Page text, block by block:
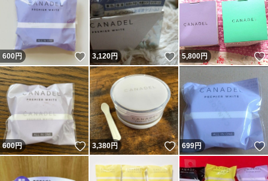
600円 いいね！
3,120円 いいね！
5,800円
600円 いいね！
3,380円 いいね！
699円